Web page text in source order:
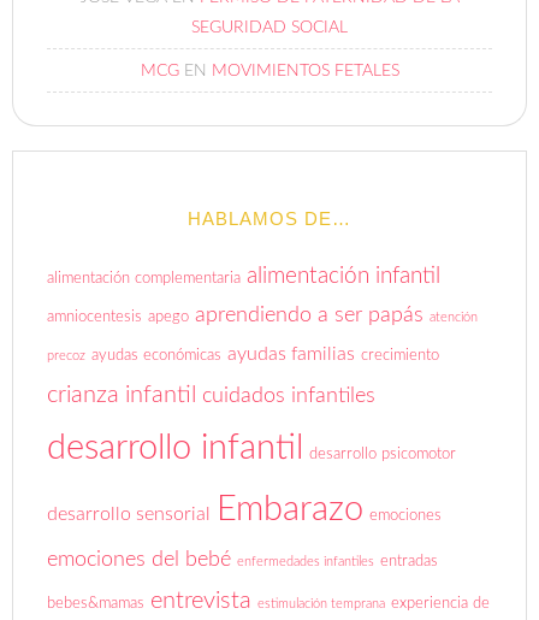
SEGURIDAD SOCIAL
MCGEN MOVIMIENTOS FETALES
HABLAMOS DE…
alimentación complementaria alimentación infantil
amniocentesis apego aprendiendo a ser papás atención
precoz ayudas económicas ayudas familias crecimiento
crianza infantil cuidados infantiles
desarrollo infantil desarrollo psicomotor
desarrollo sensorial Embarazo emociones
emociones del bebé enfermedades infantiles entradas
bebes&mamas entrevista estimulación temprana experiencia de